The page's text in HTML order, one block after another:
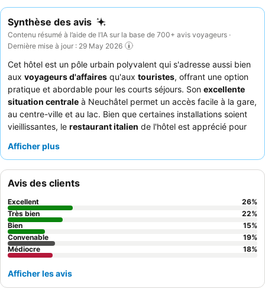
Synthèse des avis
Contenu résumé à l’aide de l’IA sur la base de 700+ avis voyageurs ·
Dernière mise à jour : 29 May 2026
Cet hôtel est un pôle urbain polyvalent qui s'adresse aussi bien
aux voyageurs d'affaires qu'aux touristes, offrant une option
pratique et abordable pour les courts séjours. Son excellente
situation centrale à Neuchâtel permet un accès facile à la gare,
au centre-ville et au lac. Bien que certaines installations soient
vieillissantes, le restaurant italien de l'hôtel est apprécié pour
gentillesse et la serviabilité du
une chambre donnant sur l'arrière pour minimiser le bruit.
Afficher plus
Avis des clients
Excellent 26%
Très bien
22%
Bien
15%
Convenable
19%
Médiocre
18%
Afficher les avis